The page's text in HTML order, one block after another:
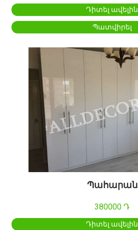
Դիտել ավելին
Պատվիրել
Պահարան
380000 Դ
Դիտել ավելին